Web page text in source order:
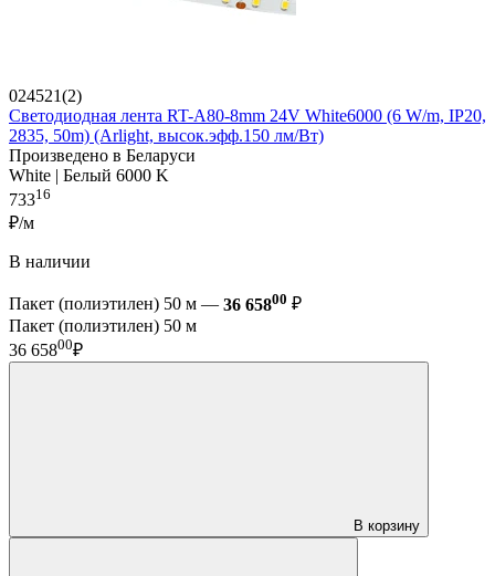
024521(2)
Светодиодная лента RT-A80-8mm 24V White6000 (6 W/m, IP20,
2835, 50m) (Arlight, высок.эфф.150 лм/Вт)
Произведено в Беларуси
White | Белый 6000 K
73316
₽/м
В наличии
Пакет (полиэтилен) 50 м — 36 65800 ₽
Пакет (полиэтилен) 50 м
36 65800₽
В корзину